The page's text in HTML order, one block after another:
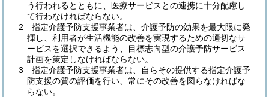
う行われるとともに、医療サービスとの連携に十分配慮し
て行わなければならない。
2
指定介護予防支援事業者は、介護予防の効果を最大限に発
揮し、利用者が生活機能の改善を実現するための適切なサ
ービスを選択できるよう、目標志向型の介護予防サービス
計画を策定しなければならない。
3
指定介護予防支援事業者は、自らその提供する指定介護予
防支援の質の評価を行い、常にその改善を図らなければな
らない。